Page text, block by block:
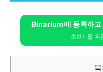
Binarium에 등록하
초보자를